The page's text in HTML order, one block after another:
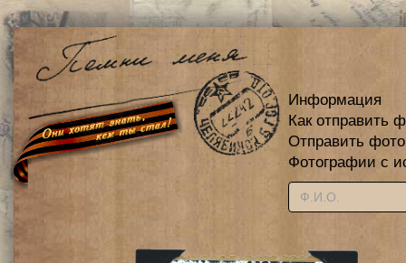
Информация
Как отправить
Отправить
Фотографии с